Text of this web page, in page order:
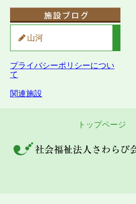
山河
プライバシーポリシーについ
て
関連施設
トップページ